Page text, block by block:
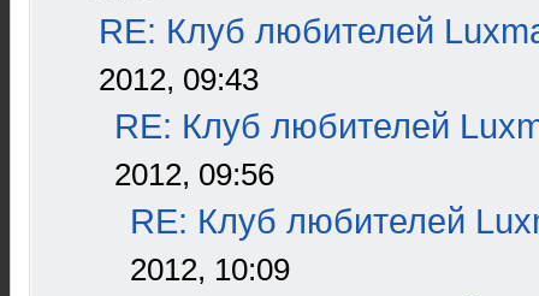
RE: Клуб любителей
2012, 09:43
RE: Клуб любителей
2012, 09:56
RE: Клуб любителей
2012, 10:09